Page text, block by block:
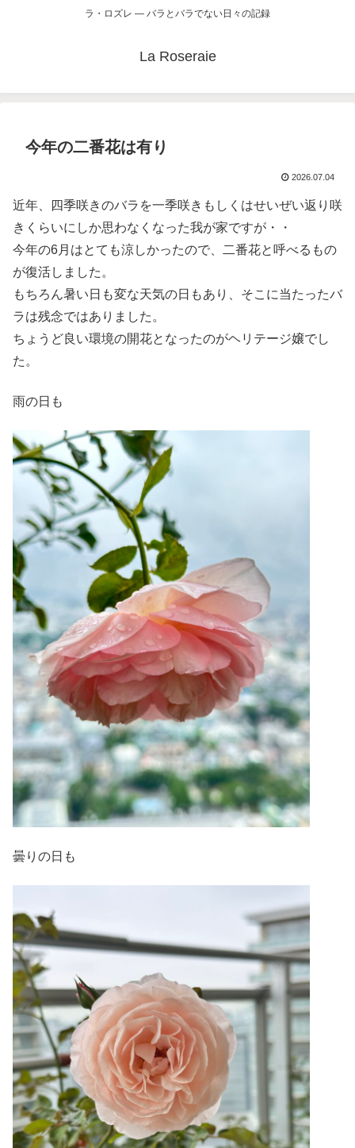
ラ・ロズレ ― バラとバラでない日々の記録
La Roseraie
今年の二番花は有り
2026.07.04
近年、四季咲きのバラを一季咲きもしくはせいぜい返り咲
きくらいにしか思わなくなった我が家ですが・・
今年の6月はとても涼しかったので、二番花と呼べるもの
が復活しました。
もちろん暑い日も変な天気の日もあり、そこに当たったバ
ラは残念ではありました。
ちょうど良い環境の開花となったのがヘリテージ嬢でし
た。
雨の日も
曇りの日も